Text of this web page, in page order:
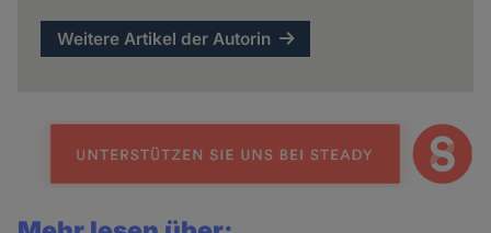
Weitere Artikel der Autorin